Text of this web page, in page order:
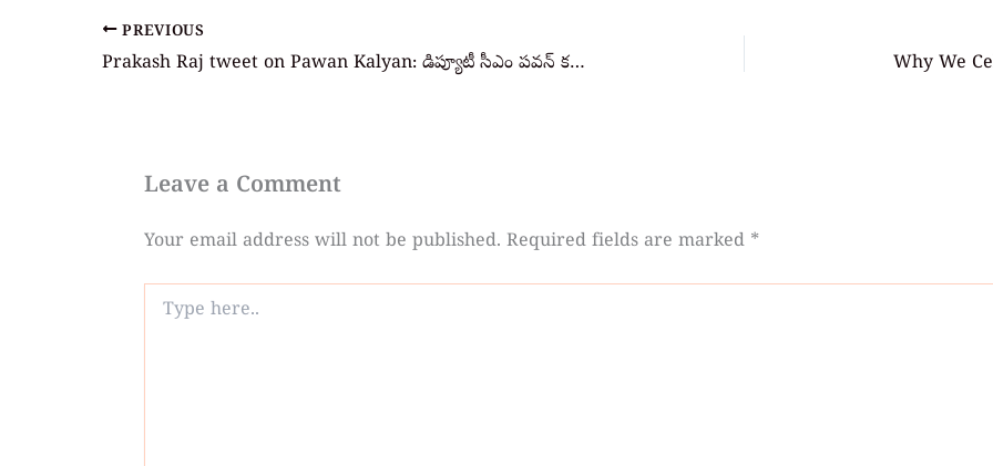
PREVIOUS
Prakash Raj tweet on Pawan Kalyan: డిప్యూటీ సీఎం పవన్ కళ్యాణ్ ను తప్పు పట్టిన ప్రకాష్ రాజ్, గట్టిగానే బదులిచ్చిన మంచు విష్ణు
Leave a Comment
Your email address will not be published. Required fields are marked *
here..